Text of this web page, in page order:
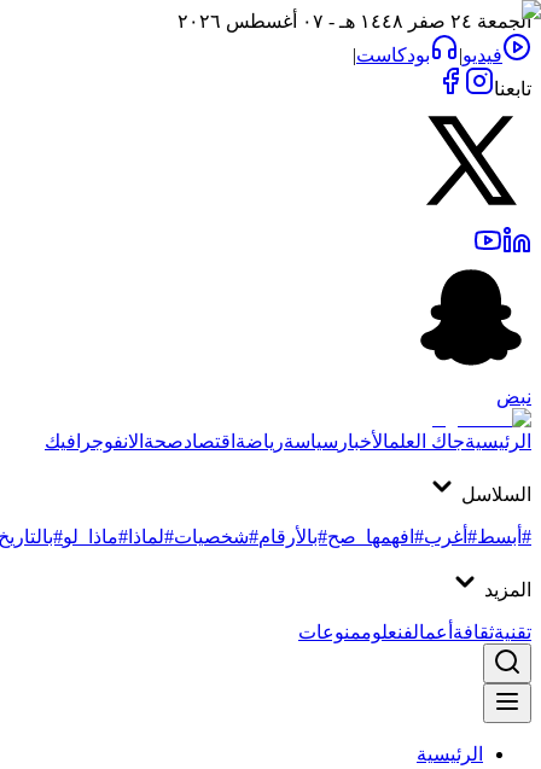
الجمعة ٢٤ صفر ١٤٤٨ هـ - ٠٧ أغسطس ٢٠٢٦
فيديو| بودكاست|
تابعنا
نبض
الرئيسيةجاك العلمالأخبار سياسةرياضةاقتصادصحةالانفوجرافيك
السلاسل
#أبسط#أغرب#افهمها_صح#بالأرقام#شخصيات#لماذا #ماذا_لو#بالتاريخ
المزيد
تقنيةثقافةأعمالفنعلوممنوعات
الرئيسية